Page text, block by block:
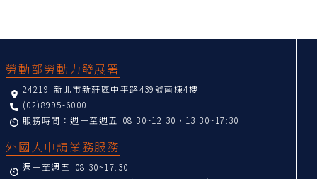
勞動部勞動力發展署
24219 新北市新莊區中平路439號南棟4樓
(02)8995-6000
服務時間：週一至週五 08:30~12:30，13:30~17:30
外國人申請業務服務
週一至週五 08:30~17:30